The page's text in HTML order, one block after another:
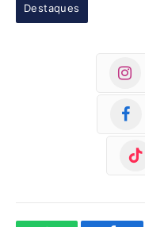
Destaques